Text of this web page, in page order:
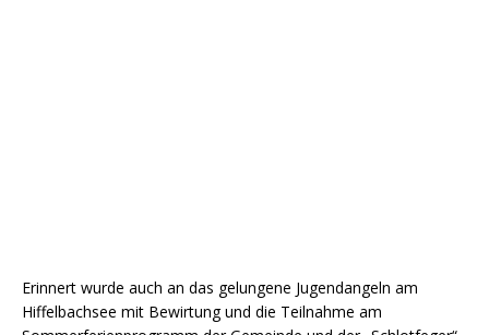
Erinnert wurde auch an das gelungene Jugendangeln am
Hiffelbachsee mit Bewirtung und die Teilnahme am